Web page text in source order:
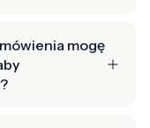
mogę